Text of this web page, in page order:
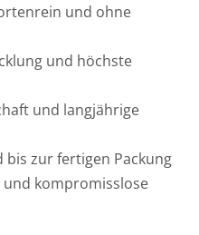
und ohne
und höchste
und langjährige
bis zur fertigen Packung
und kompromisslose